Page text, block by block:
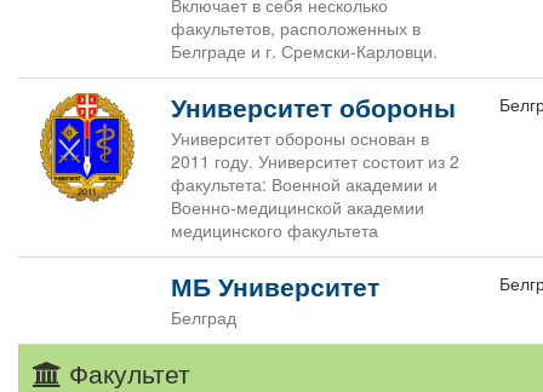
Включает в себя несколько
факультетов, расположенных в
Белграде и г. Сремски-Карловци.
Университет обороны
Университет обороны основан в
2011 году. Университет состоит из 2
факультета: Военной академии и
Военно-медицинской академии
медицинского факультета
МБ Университет
Белград
Факультет